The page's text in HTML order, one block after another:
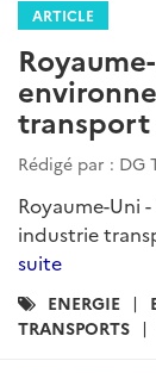
ARTICLE
transport
Rédigé par : DG
Royaume-Uni
industrie
suite
Catégories
:
ENERGIE
TRANSPORTS